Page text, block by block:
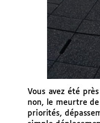
Vous avez été
non, le meurtre
priorités,